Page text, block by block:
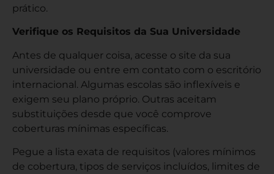
prático.
Verifique os Requisitos da Sua Universidade
Antes de qualquer coisa, acesse o site da sua
universidade ou entre em contato com o escritório
internacional. Algumas escolas são inflexíveis e
exigem seu plano próprio. Outras aceitam
substituições desde que você comprove
coberturas mínimas específicas.
Pegue a lista exata de requisitos (valores mínimos
de cobertura, tipos de serviços incluídos, limites de